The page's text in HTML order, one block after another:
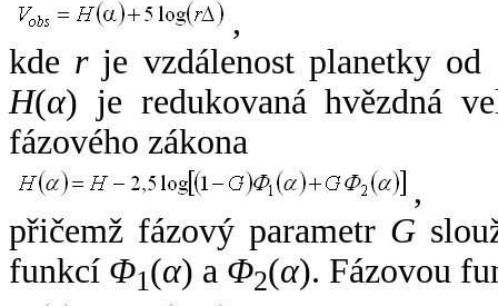
,
kde rje vzdálenost planetky od
H(α) je redukovaná hvězdná
fázového zákona
,
přičemž fázový parametr G
funkcí Φ1(α) a Φ2(α). Fázovou